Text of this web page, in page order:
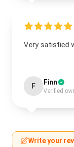
Very satisfied
F Finn
Verified
Write your